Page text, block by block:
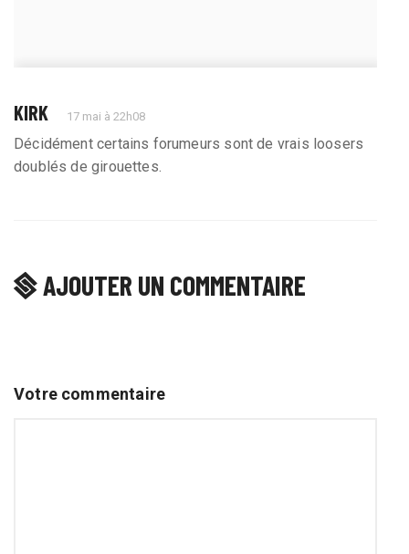
KIRK 17 mai à 22h08
Décidément certains forumeurs sont de vrais loosers
doublés de girouettes.
AJOUTER UN COMMENTAIRE
Votre commentaire